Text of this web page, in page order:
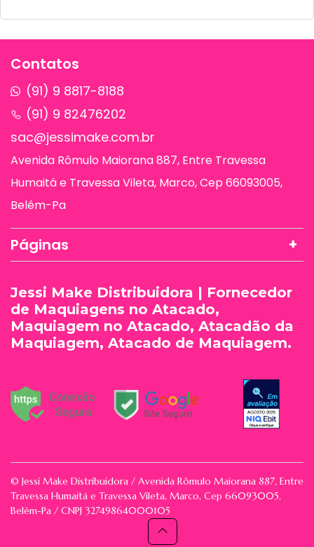
Contatos
(91) 9 8817-8188
(91) 9 82476202
sac@jessimake.com.br
Avenida Rômulo Maiorana 887, Entre Travessa
Humaitá e Travessa Vileta, Marco, Cep 66093005,
Belém-Pa
Páginas
Jessi Make Distribuidora | Fornecedor
de Maquiagens no Atacado,
Maquiagem no Atacado, Atacadão da
Maquiagem, Atacado de Maquiagem.
© Jessi Make Distribuidora / Avenida Rômulo Maiorana 887, Entre
Travessa Humaitá e Travessa Vileta, Marco, Cep 66093005,
Belém-Pa / CNPJ 32749864000105